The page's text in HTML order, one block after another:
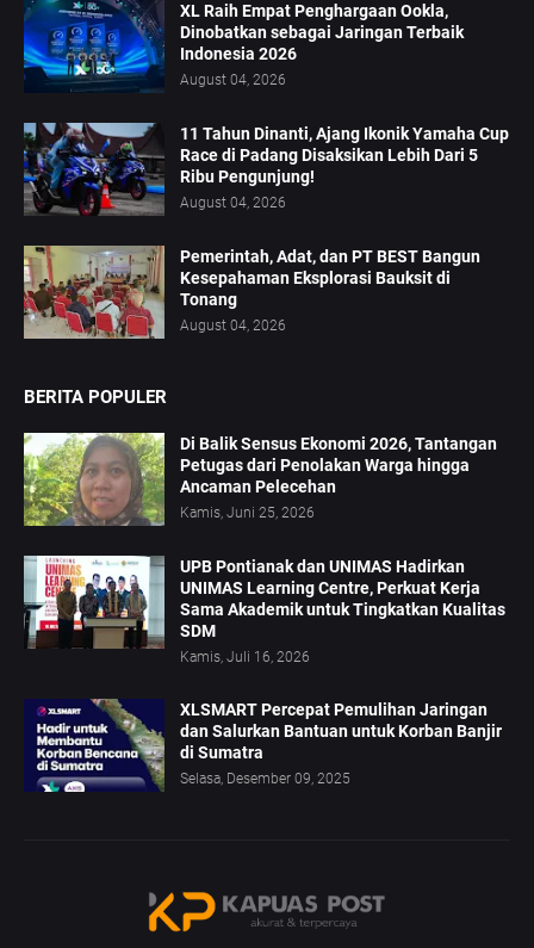
XL Raih Empat Penghargaan Ookla,
Dinobatkan sebagai Jaringan Terbaik
Indonesia 2026
August 04, 2026
11 Tahun Dinanti, Ajang Ikonik Yamaha Cup
Race di Padang Disaksikan Lebih Dari 5
Ribu Pengunjung!
August 04, 2026
Pemerintah, Adat, dan PT BEST Bangun
Kesepahaman Eksplorasi Bauksit di
Tonang
August 04, 2026
BERITA POPULER
Di Balik Sensus Ekonomi 2026, Tantangan
Petugas dari Penolakan Warga hingga
Ancaman Pelecehan
Kamis, Juni 25, 2026
UPB Pontianak dan UNIMAS Hadirkan
UNIMAS Learning Centre, Perkuat Kerja
Sama Akademik untuk Tingkatkan Kualitas
SDM
Kamis, Juli 16, 2026
XLSMART Percepat Pemulihan Jaringan
dan Salurkan Bantuan untuk Korban Banjir
di Sumatra
Selasa, Desember 09, 2025